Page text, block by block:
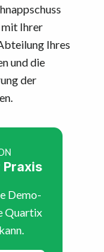
mit Ihrer
Ihres
und die
der
Praxis
Demo-
Quartix